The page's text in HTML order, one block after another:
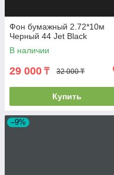
Фон бумажный 2.72*10м
Черный 44 Jet Black
В наличии
29 000 ₸ 32 000 ₸
Купить
–9%